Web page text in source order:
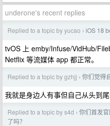
underone's recent replies
Replied to a topic by yucao › iOS 18
tvOS 上 emby/Infuse/VidHub/
Netflix 等流媒体 app 都正常。
Replied to a topic by gzhjj › 你们觉得
我就是身边人有事但自己从头到
Replied to a topic by s4d › 你们首发
了吗？